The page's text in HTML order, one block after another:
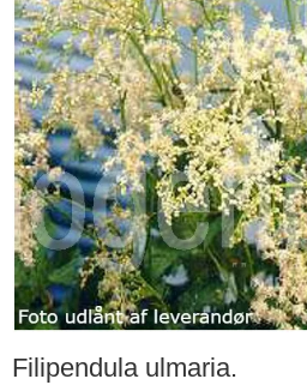
Filipendula ulmaria.